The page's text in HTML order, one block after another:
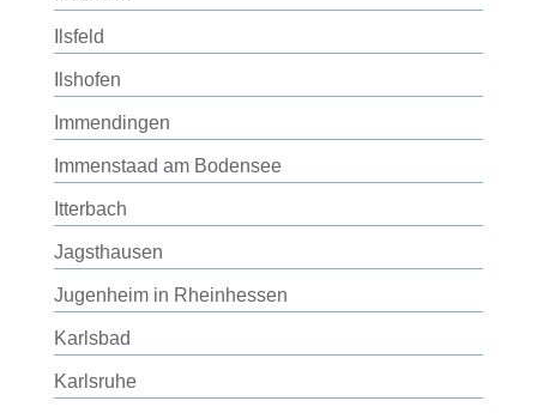
Ilsfeld
Ilshofen
Immendingen
Immenstaad am Bodensee
Itterbach
Jagsthausen
Jugenheim in Rheinhessen
Karlsbad
Karlsruhe